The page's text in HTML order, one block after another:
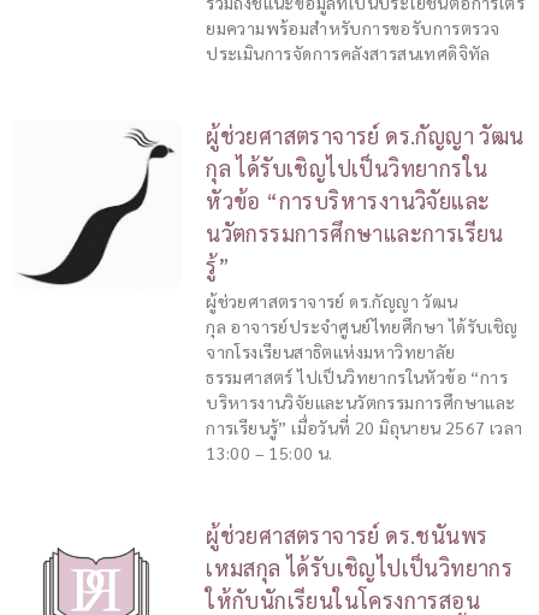
ยมความพร้อมสำหรับการขอรับการตรวจ
ประเมินการจัดการคลังสารสนเทศดิจิทัล
ผู้ช่วยศาสตราจารย์ ดร.กัญญา วัฒน
กุล ได้รับเชิญไปเป็นวิทยากรใน
หัวข้อ “การบริหารงานวิจัยและ
นวัตกรรมการศึกษาและการเรียน
รู้”
ผู้ช่วยศาสตราจารย์ ดร.กัญญา วัฒน
กุล อาจารย์ประจำศูนย์ไทยศึกษา ได้รับเชิญ
จากโรงเรียนสาธิตแห่งมหาวิทยาลัย
ธรรมศาสตร์ ไปเป็นวิทยากรในหัวข้อ “การ
บริหารงานวิจัยและนวัตกรรมการศึกษาและ
การเรียนรู้” เมื่อวันที่ 20 มิถุนายน 2567 เวลา
13:00 – 15:00 น.
ผู้ช่วยศาสตราจารย์ ดร.ชนันพร
เหมสกุล ได้รับเชิญไปเป็นวิทยากร
ให้กับนักเรียนในโครงการสอน